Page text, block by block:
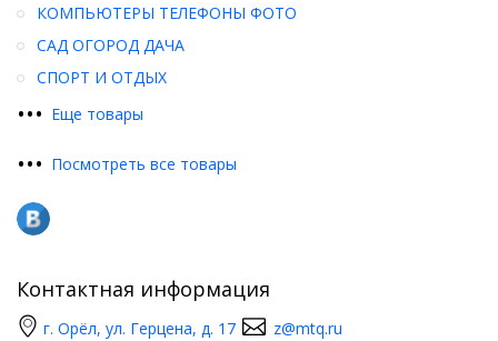
••• Еще товары
КОМПЬЮТЕРЫ ТЕЛЕФОНЫ ФОТО
САД ОГОРОД ДАЧА
СПОРТ И ОТДЫХ
••• Посмотреть все товары
Контактная информация
г. Орёл, ул. Герцена, д. 17 z@mtq.ru